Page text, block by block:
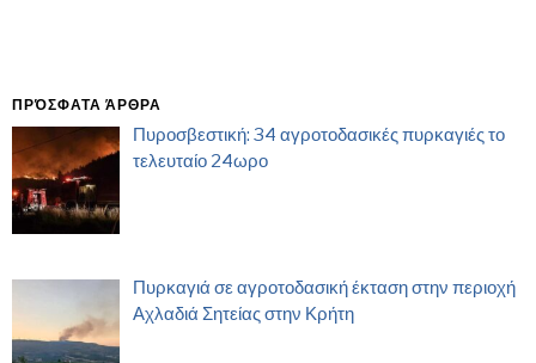
ΠΡΌΣΦΑΤΑ ΆΡΘΡΑ
Πυροσβεστική: 34 αγροτοδασικές πυρκαγιές το
τελευταίο 24ωρο
Πυρκαγιά σε αγροτοδασική έκταση στην περιοχή
Αχλαδιά Σητείας στην Κρήτη